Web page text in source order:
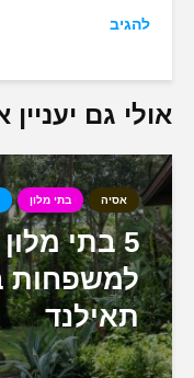
להגיב
אולי גם יעניין
אסיה בתי מלון
5 בתי
תאילנד